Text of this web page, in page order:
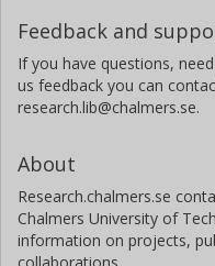
Feedback and
If you have questions,
us feedback you can
research.lib@chalmers.se.
About
Research.chalmers.se
Chalmers University of
information on projects,